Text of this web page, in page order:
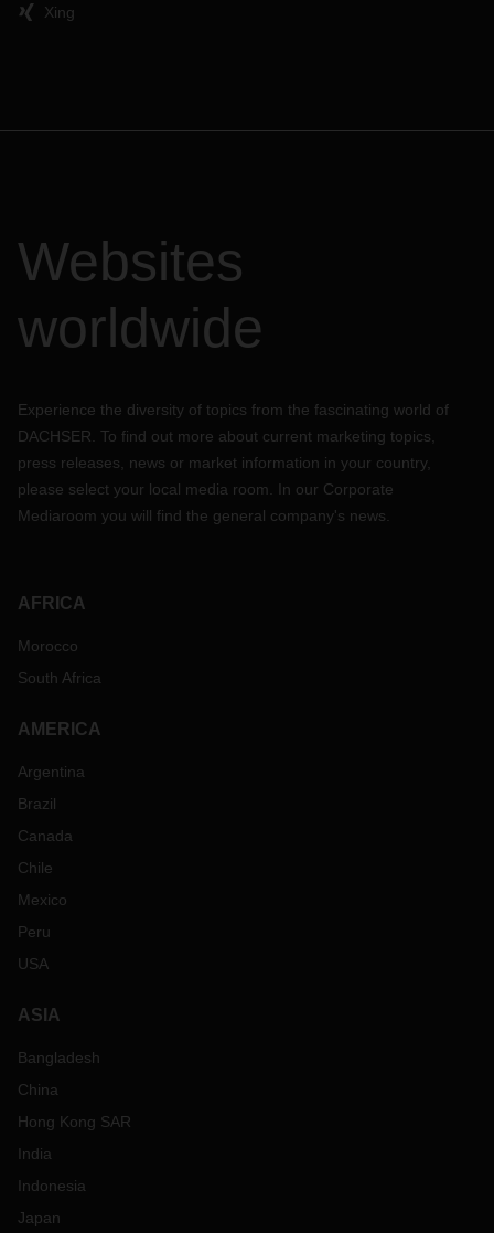
Xing
Websites
worldwide
Experience the diversity of topics from the fascinating world of
DACHSER. To find out more about current marketing topics,
press releases, news or market information in your country,
please select your local media room. In our Corporate
Mediaroom you will find the general company's news.
AFRICA
Morocco
South Africa
AMERICA
Argentina
Brazil
Canada
Chile
Mexico
Peru
USA
ASIA
Bangladesh
China
Hong Kong SAR
India
Indonesia
Japan